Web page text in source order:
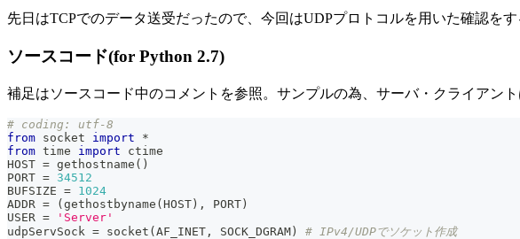
先日はTCPでのデータ送受だったので、今回はUDPプロトコルを用いた確認をす
ソースコード(for Python 2.7)
補足はソースコード中のコメントを参照。サンプルの為、サーバ・クライアン
# coding: utf-8
from socket import
*
from time import ctime
HOST = gethostname ( )
PORT = 34512
BUFSIZE = 1024
ADDR = (gethostbyname (HOST) , PORT)
USER =
'Server'
udpServSock = socket (AF_INET , SOCK_DGRAM)
# IPv4/UDPでソケット作成